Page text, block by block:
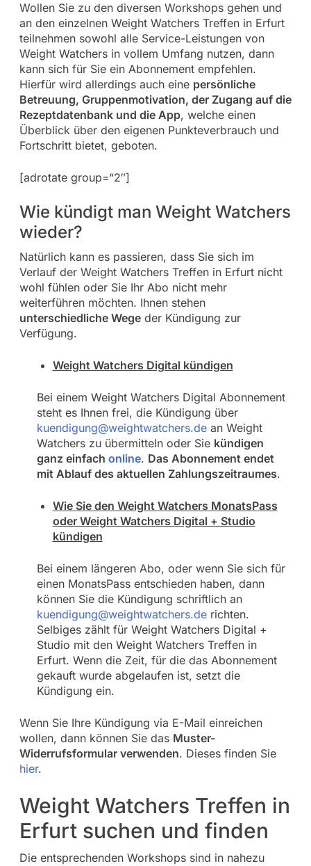
Wollen Sie zu den diversen Workshops gehen und
an den einzelnen Weight Watchers Treffen in Erfurt
teilnehmen sowohl alle Service-Leistungen von
Weight Watchers in vollem Umfang nutzen, dann
kann sich für Sie ein Abonnement empfehlen.
Hierfür wird allerdings auch eine persönliche
Betreuung, Gruppenmotivation, der Zugang auf die
Rezeptdatenbank und die App, welche einen
Überblick über den eigenen Punkteverbrauch und
Fortschritt bietet, geboten.
[adrotate group=“2″]
Wie kündigt man Weight Watchers
wieder?
Natürlich kann es passieren, dass Sie sich im
Verlauf der Weight Watchers Treffen in Erfurt nicht
wohl fühlen oder Sie Ihr Abo nicht mehr
weiterführen möchten. Ihnen stehen
unterschiedliche Wegeder Kündigung zur
Verfügung.
Weight Watchers Digital kündigen
Bei einem Weight Watchers Digital Abonnement
steht es Ihnen frei, die Kündigung über
kuendigung@weightwatchers.dean Weight
Watchers zu übermitteln oder Sie kündigen
ganz einfach online. Das Abonnement endet
mit Ablauf des aktuellen Zahlungszeitraumes.
Wie Sie den Weight Watchers MonatsPass
oder Weight Watchers Digital + Studio
kündigen
Bei einem längeren Abo, oder wenn Sie sich für
einen MonatsPass entschieden haben, dann
können Sie die Kündigung schriftlich an
kuendigung@weightwatchers.derichten.
Selbiges zählt für Weight Watchers Digital +
Studio mit den Weight Watchers Treffen in
Erfurt. Wenn die Zeit, für die das Abonnement
gekauft wurde abgelaufen ist, setzt die
Kündigung ein.
Wenn Sie Ihre Kündigung via E-Mail einreichen
wollen, dann können Sie das Muster-
Widerrufsformular verwenden. Dieses finden Sie
hier.
Weight Watchers Treffen in
Erfurt suchen und finden
Die entsprechenden Workshops sind in nahezu